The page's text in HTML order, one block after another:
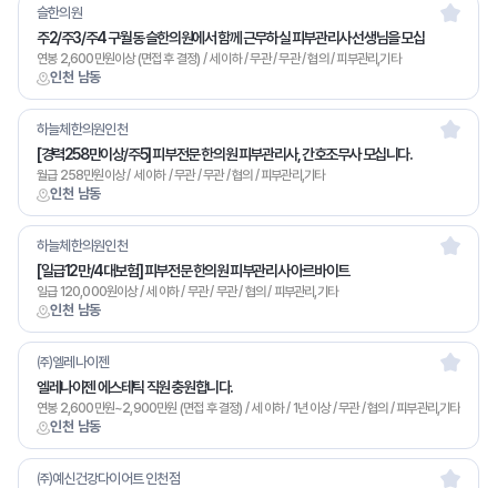
인천 남동
슬한의원
주2/주3/주4 구월동 슬한의원에서 함께 근무하실 피부관리사 선생님을 모십
연봉 2,600만원이상 (면접 후 결정) / 세 이하 / 무관 / 무관 / 협의 / 피부관리,기타
인천 남동
하늘체한의원인천
[경력258만이상/주5] 피부전문 한의원 피부관리사, 간호조무사 모십니다.
월급 258만원이상 / 세 이하 / 무관 / 무관 / 협의 / 피부관리,기타
인천 남동
하늘체한의원인천
[일급12만/4대보험] 피부전문 한의원 피부관리사 아르바이트
일급 120,000원이상 / 세 이하 / 무관 / 무관 / 협의 / 피부관리,기타
인천 남동
㈜엘레나이젠
엘레나이젠 에스테틱 직원 충원합니다.
연봉 2,600만원~2,900만원 (면접 후 결정) / 세 이하 / 1년 이상 / 무관 / 협의 / 피부관리,기타
㈜예신건강다이어트 인천점